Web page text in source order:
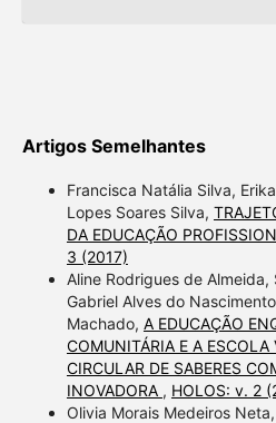
Artigos Semelhantes
Francisca Natália Silva,
Lopes Soares Silva,
DA EDUCAÇÃO
3 (2017)
Aline Rodrigues de
Gabriel Alves do
Machado, A EDUCAÇÃO
COMUNITÁRIA E A
CIRCULAR DE SABERES
INOVADORA , HOLOS: v. 2
Olivia Morais Medeiros